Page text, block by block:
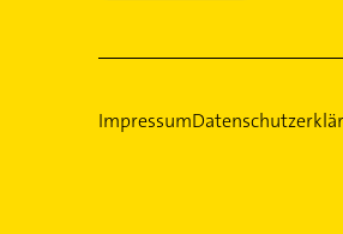
Impressum